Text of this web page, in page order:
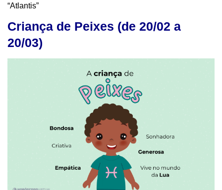
“Atlantis”
Criança de Peixes (de 20/02 a
20/03)